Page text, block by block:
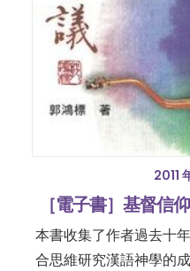
2011
［電子書］基督信
本書收集了作者過去十
合思維研究漢語神學的